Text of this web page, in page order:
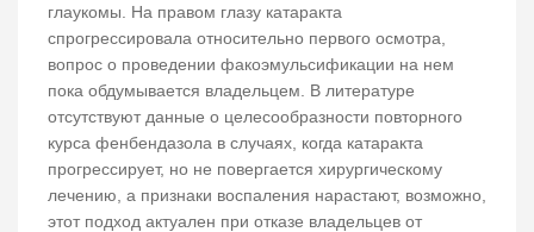
глаукомы. На правом глазу катаракта
спрогрессировала относительно первого осмотра,
вопрос о проведении факоэмульсификации на нем
пока обдумывается владельцем. В литературе
отсутствуют данные о целесообразности повторного
курса фенбендазола в случаях, когда катаракта
прогрессирует, но не повергается хирургическому
лечению, а признаки воспаления нарастают, возможно,
этот подход актуален при отказе владельцев от